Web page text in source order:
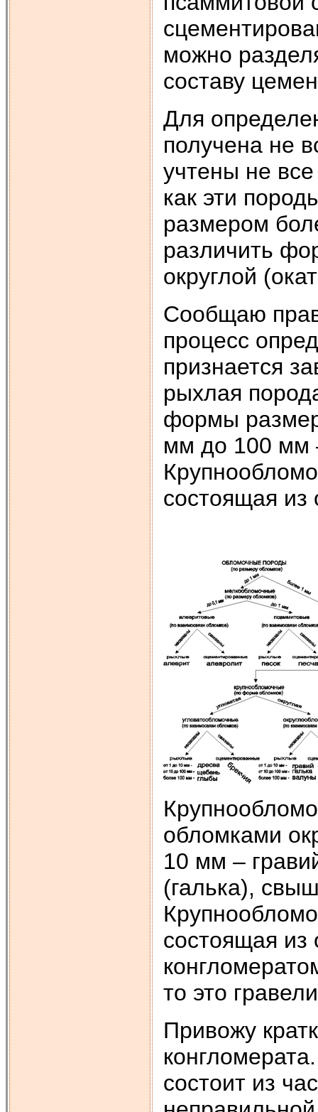
можно
составу
Для
получена не
учтены не
как эти
размером
различить
округлой
Сообщаю
процесс
признается
рыхлая
формы
мм до 100 мм
состоящая из
обломками
10 мм –
(галька),
состоящая из
то это
Привожу
состоит из